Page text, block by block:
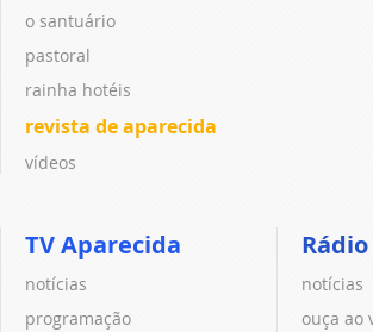
o santuário
pastoral
rainha hotéis
revista de aparecida
vídeos
TV Aparecida
notícias
programação
notícias
ouça ao